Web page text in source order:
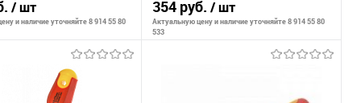
(1 шт) (замена для
/ шт
и наличие уточняйте 8 914 55 80
В корзину
рукоятка// MATRIX
PROFESSIONAL
354 руб./ шт
Актуальную цену и наличие уточняйте 8 914 55 80
533